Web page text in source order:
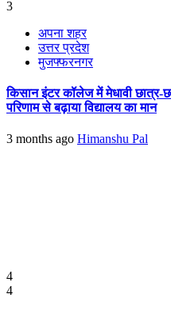
3
अपना शहर
उत्तर प्रदेश
मुजफ्फरनगर
किसान इंटर कॉलेज में मेधावी छात्र-
परिणाम से बढ़ाया विद्यालय का मान
3 months ago Himanshu Pal
4
4